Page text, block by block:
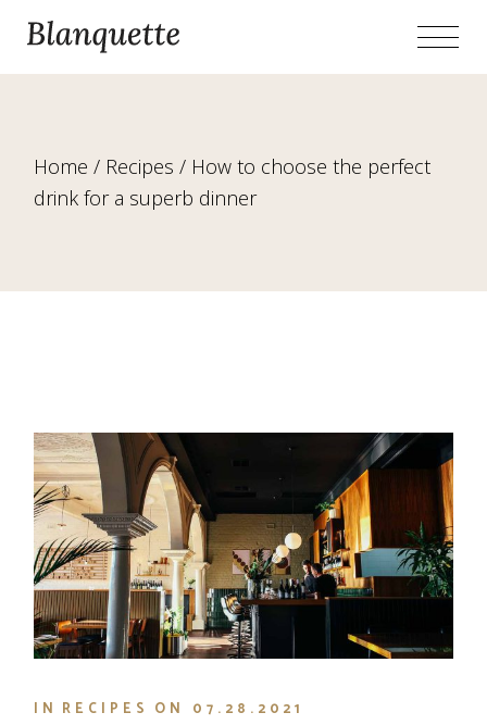
Home Recipes
How to choose the perfect
drink for a superb dinner
IN RECIPES ON 07.28.2021